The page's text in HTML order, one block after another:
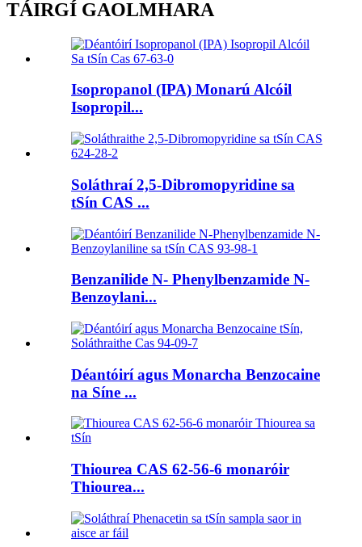
TÁIRGÍ GAOLMHARA
Isopropanol (IPA) Monarú Alcóil
Isopropil...
Soláthraí 2,5-Dibromopyridine sa
tSín CAS ...
Benzanilide N- Phenylbenzamide N-
Benzoylani...
Déantóirí agus Monarcha Benzocaine
na Síne ...
Thiourea CAS 62-56-6 monaróir
Thiourea...